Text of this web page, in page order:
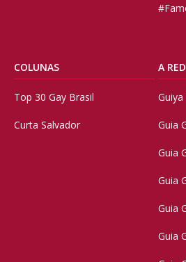
COLUNAS
Top 30 Gay Brasil
Curta Salvador
A
Guia
Guia
Guia
Guia
Guia